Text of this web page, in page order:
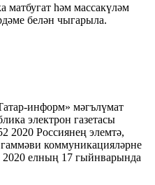
матбугат һәм массакүләм
белән чыгарыла.
информ» мәгълүмат
электрон газетасы
2020 Россиянең элемтә,
коммуникацияләрне
2020 елның 17 гыйнварында